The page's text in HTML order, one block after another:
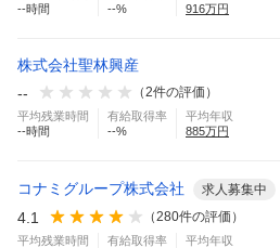
--時間
--%
916万円
株式会社聖林興産
--
（2件の評価）
平均残業時間
--時間
有給取得率
--%
平均年収
885万円
コナミグループ株式会社 求人募集中
4.1 （280件の評価）
平均残業時間
有給取得率
平均年収